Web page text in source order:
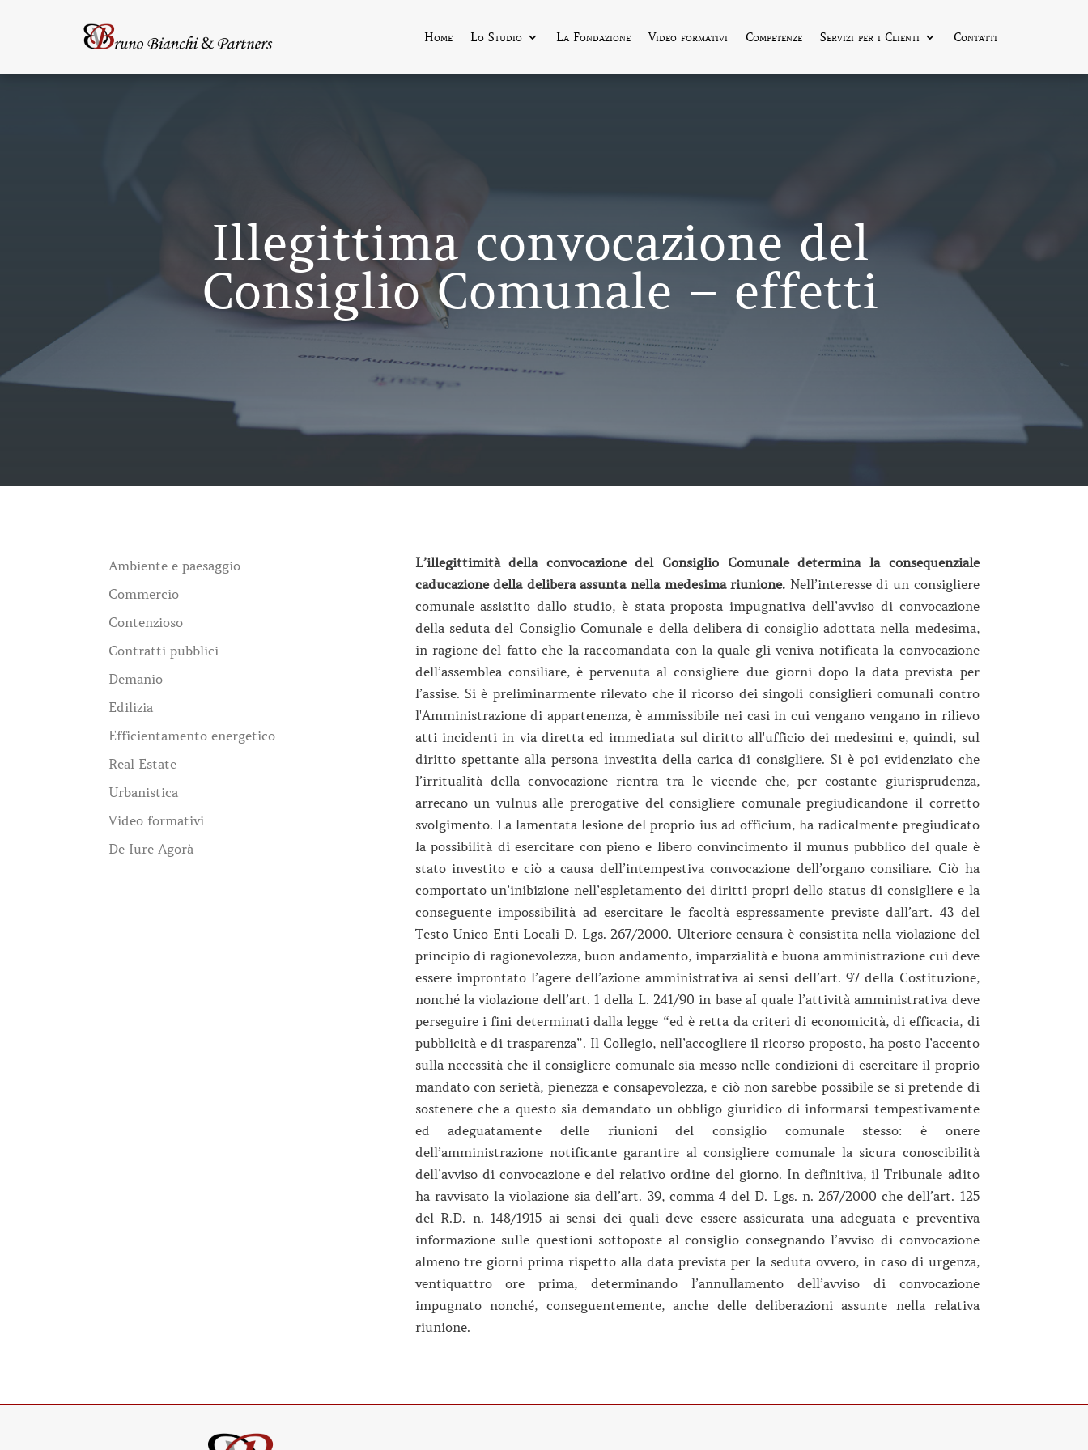
Home Lo Studio La Fondazione Video formativi Competenze Servizi per i Clienti Contatti
Illegittima convocazione del
Consiglio Comunale – effetti
Ambiente e paesaggio
Commercio
Contenzioso
Contratti pubblici
Demanio
Edilizia
Efficientamento energetico
Real Estate
Urbanistica
Video formativi
De Iure Agorà
L’illegittimità della convocazione del Consiglio Comunale determina la consequenziale
caducazione della delibera assunta nella medesima riunione. Nell’interesse di un consigliere
comunale assistito dallo studio, è stata proposta impugnativa dell’avviso di convocazione
della seduta del Consiglio Comunale e della delibera di consiglio adottata nella medesima,
in ragione del fatto che la raccomandata con la quale gli veniva notificata la convocazione
dell’assemblea consiliare, è pervenuta al consigliere due giorni dopo la data prevista per
l’assise. Si è preliminarmente rilevato che il ricorso dei singoli consiglieri comunali contro
l'Amministrazione di appartenenza, è ammissibile nei casi in cui vengano vengano in rilievo
atti incidenti in via diretta ed immediata sul diritto all'ufficio dei medesimi e, quindi, sul
diritto spettante alla persona investita della carica di consigliere. Si è poi evidenziato che
l’irritualità della convocazione rientra tra le vicende che, per costante giurisprudenza,
arrecano un vulnus alle prerogative del consigliere comunale pregiudicandone il corretto
svolgimento. La lamentata lesione del proprio ius ad officium, ha radicalmente pregiudicato
la possibilità di esercitare con pieno e libero convincimento il munus pubblico del quale è
stato investito e ciò a causa dell’intempestiva convocazione dell’organo consiliare. Ciò ha
comportato un’inibizione nell’espletamento dei diritti propri dello status di consigliere e la
conseguente impossibilità ad esercitare le facoltà espressamente previste dall’art. 43 del
Testo Unico Enti Locali D. Lgs. 267/2000. Ulteriore censura è consistita nella violazione del
principio di ragionevolezza, buon andamento, imparzialità e buona amministrazione cui deve
essere improntato l’agere dell’azione amministrativa ai sensi dell’art. 97 della Costituzione,
nonché la violazione dell’art. 1 della L. 241/90 in base aI quale l’attività amministrativa deve
perseguire i fini determinati dalla legge “ed è retta da criteri di economicità, di efficacia, di
pubblicità e di trasparenza”. Il Collegio, nell’accogliere il ricorso proposto, ha posto l’accento
sulla necessità che il consigliere comunale sia messo nelle condizioni di esercitare il proprio
mandato con serietà, pienezza e consapevolezza, e ciò non sarebbe possibile se si pretende di
sostenere che a questo sia demandato un obbligo giuridico di informarsi tempestivamente
ed adeguatamente delle riunioni del consiglio comunale stesso: è onere
dell’amministrazione notificante garantire al consigliere comunale la sicura conoscibilità
dell’avviso di convocazione e del relativo ordine del giorno. In definitiva, il Tribunale adito
ha ravvisato la violazione sia dell’art. 39, comma 4 del D. Lgs. n. 267/2000 che dell’art. 125
del R.D. n. 148/1915 ai sensi dei quali deve essere assicurata una adeguata e preventiva
informazione sulle questioni sottoposte al consiglio consegnando l’avviso di convocazione
almeno tre giorni prima rispetto alla data prevista per la seduta ovvero, in caso di urgenza,
ventiquattro ore prima, determinando l’annullamento dell’avviso di convocazione
impugnato nonché, conseguentemente, anche delle deliberazioni assunte nella relativa
riunione.